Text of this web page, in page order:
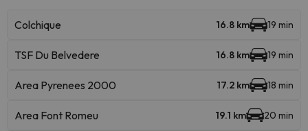
Colchique 16.8 km 19 min
TSF Du Belvedere 16.8 km 19 min
Area Pyrenees 2000 17.2 km 18 min
Area Font Romeu 19.1 km 20 min